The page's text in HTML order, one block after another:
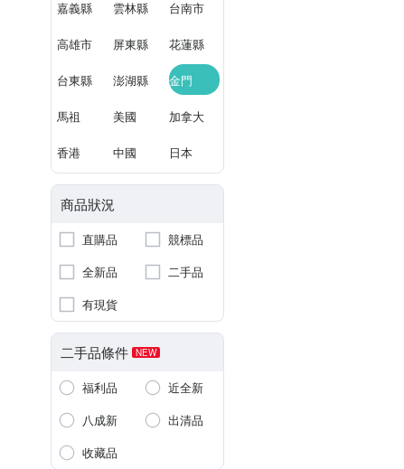
嘉義縣 雲林縣 台南市
高雄市 屏東縣 花蓮縣
台東縣 澎湖縣 金門
馬祖 美國 加拿大
香港 中國 日本
商品狀況
直購品
競標品
全新品
二手品
有現貨
二手品條件 NEW
福利品
近全新
八成新
出清品
收藏品